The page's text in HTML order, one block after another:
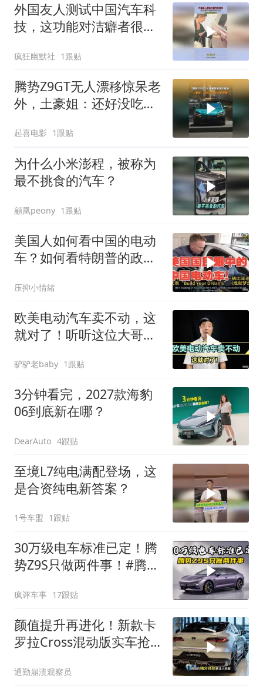
外国友人测试中国汽车科
技，这功能对洁癖者很友
疯狂幽默社 1跟贴
腾势Z9GT无人漂移惊呆老
外，土豪姐：还好没吃太
起喜电影 1跟贴
为什么小米澎程，被称为
最不挑食的汽车？
顧凰peony 1跟贴
美国人如何看中国的电动
车？如何看特朗普的政
压抑小情绪
欧美电动汽车卖不动，这
就对了！听听这位大哥怎
驴驴老baby 1跟贴
3分钟看完，2027款海豹
06到底新在哪？
DearAuto 4跟贴
至境L7纯电满配登场，这
是合资纯电新答案？
1号车盟 1跟贴
30万级电车标准已定！腾
势Z9S只做两件事！#腾势
#新能源汽车
疯评车事 17跟贴
颜值提升再进化！新款卡
罗拉Cross混动版实车抢
通勤崩溃观察员